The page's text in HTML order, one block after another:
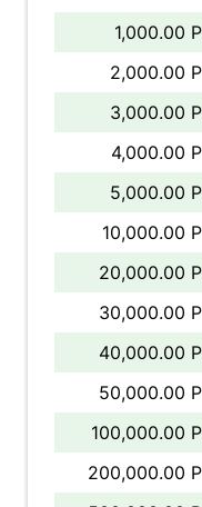
1,000.00
2,000.00
3,000.00
4,000.00
5,000.00
10,000.00
20,000.00
30,000.00
40,000.00
50,000.00
100,000.00
200,000.00